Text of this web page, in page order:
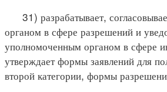
31) разрабатывает,
органом в сфере разрешений и
уполномоченным органом в сфере
утверждает формы заявлений для
второй категории, формы